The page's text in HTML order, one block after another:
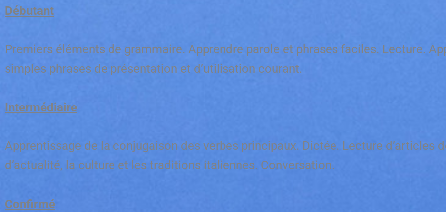
Débutant
Premiers éléments de grammaire. Apprendre parole et phrases faciles. Lecture.
simples phrases de présentation et d’utilisation courant.
Intermédiaire
Apprentissage de la conjugaison des verbes principaux. Dictée. Lecture d’articles
d’actualité, la culture et les traditions italiennes. Conversation.
Confirmé